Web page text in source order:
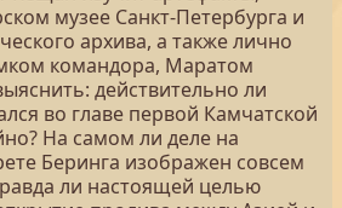
музее Санкт-Петербурга и
архива, а также лично
командора, Маратом
действительно ли
во главе первой Камчатской
На самом ли деле на
Беринга изображен совсем
ли настоящей целью